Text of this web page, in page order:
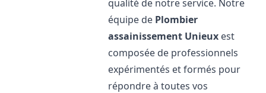
qualité de notre service. Notre
équipe de Plombier
assainissement Unieux est
composée de professionnels
expérimentés et formés pour
répondre à toutes vos